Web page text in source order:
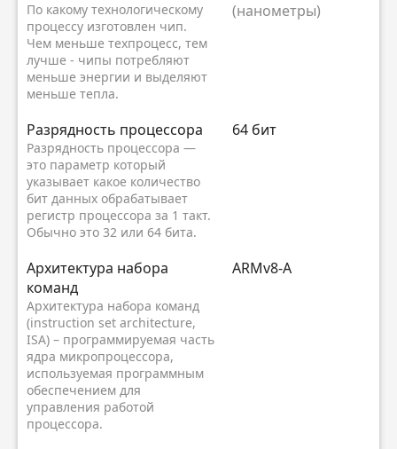
По какому технологическому
процессу изготовлен чип.
Чем меньше техпроцесс, тем
лучше - чипы потребляют
меньше энергии и выделяют
меньше тепла.
(нанометры)
Разрядность процессора
Разрядность процессора —
это параметр который
указывает какое количество
бит данных обрабатывает
регистр процессора за 1 такт.
Обычно это 32 или 64 бита.
64 бит
Архитектура набора
команд
Архитектура набора команд
(instruction set architecture,
ISA) – программируемая часть
ядра микропроцессора,
используемая программным
обеспечением для
управления работой
процессора.
ARMv8-A